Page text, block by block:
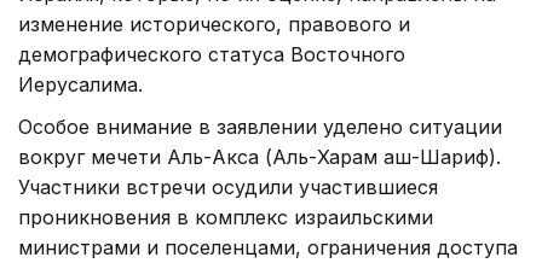
изменение исторического, правового и
демографического статуса Восточного
Иерусалима.
Особое внимание в заявлении уделено ситуации
вокруг мечети Аль-Акса (Аль-Харам аш-Шариф).
Участники встречи осудили участившиеся
проникновения в комплекс израильскими
министрами и поселенцами, ограничения доступа